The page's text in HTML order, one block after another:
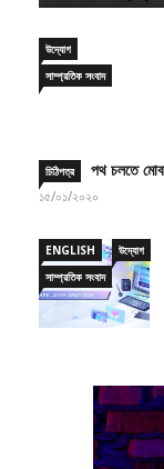
উদ্যোগ
সাম্প্রতিক সংবাদ
চিঠিপত্র পথ চলতে
১৫/০১/২০২০
ENGLISH
উদ্যোগ
সাম্প্রতিক সংবাদ